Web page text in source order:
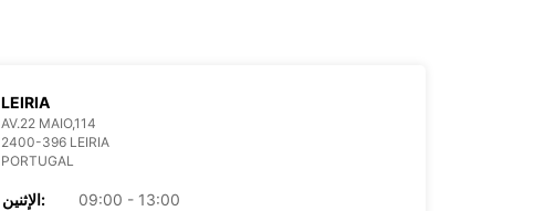
LEIRIA
AV.22 MAIO,114
2400-396 LEIRIA
PORTUGAL
الإثنين:
09:00 - 13:00